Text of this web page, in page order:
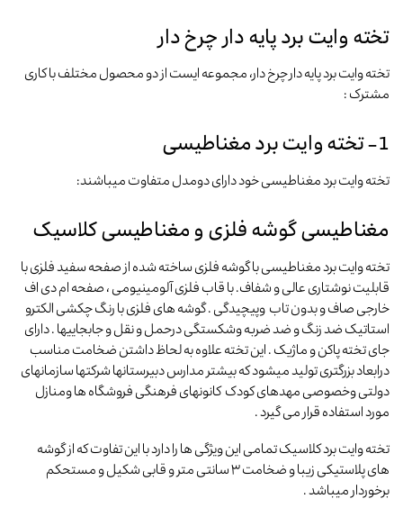
تخته وایت برد پایه دار چرخ دار
تخته وایت برد پایه دار چرخ دار، مجموعه ایست از دو محصول مختلف با کاری
مشترک :
1- تخته وایت برد مغناطیسی
تخته وایت برد مغناطیسی خود دارای دومدل متفاوت میباشند:
مغناطیسی گوشه فلزی و مغناطیسی کلاسیک
تخته وایت برد مغناطیسی با گوشه فلزی ساخته شده از صفحه سفید فلزی با
قابلیت نوشتاری عالی و شفاف. با قاب فلزی آلومینیومی ، صفحه ام دی اف
خارجی صاف و بدون تاب وپیچیدگی . گوشه های فلزی با رنگ چکشی الکترو
استاتیک ضد زنگ و ضد ضربه وشکستگی درحمل و نقل و جابجاییها . دارای
جای تخته پاکن و ماژیک . این تخته علاوه به لحاظ داشتن ضخامت مناسب
درابعاد بزرگتری تولید میشود که بیشتر مدارس دبیرستانها شرکتها سازمانهای
دولتی وخصوصی مهدهای کودک کانونهای فرهنگی فروشگاه ها ومنازل
مورد استفاده قرار می گیرد .
تخته وایت برد کلاسیک تمامی این ویژگی ها را دارد با این تفاوت که از گوشه
های پلاستیکی زیبا و ضخامت ۳ سانتی متر و قابی شکیل و مستحکم
برخوردار میباشد .